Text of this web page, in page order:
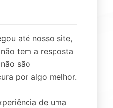
até nosso site,
tem a resposta
são
por algo melhor.
de uma